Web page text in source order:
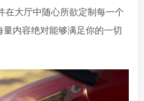
在大厅中随心所欲定制每一个
内容绝对能够满足你的一切